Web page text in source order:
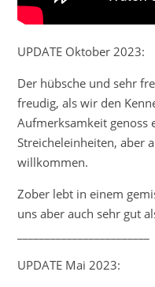
UPDATE Oktober 2023:
Der hübsche und sehr
freudig, als wir den
Aufmerksamkeit genoss
Streicheleinheiten, aber
willkommen.
Zober lebt in einem
uns aber auch sehr gut
UPDATE Mai 2023: